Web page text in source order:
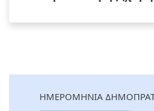
ΗΜΕΡΟΜΗΝΙΑ